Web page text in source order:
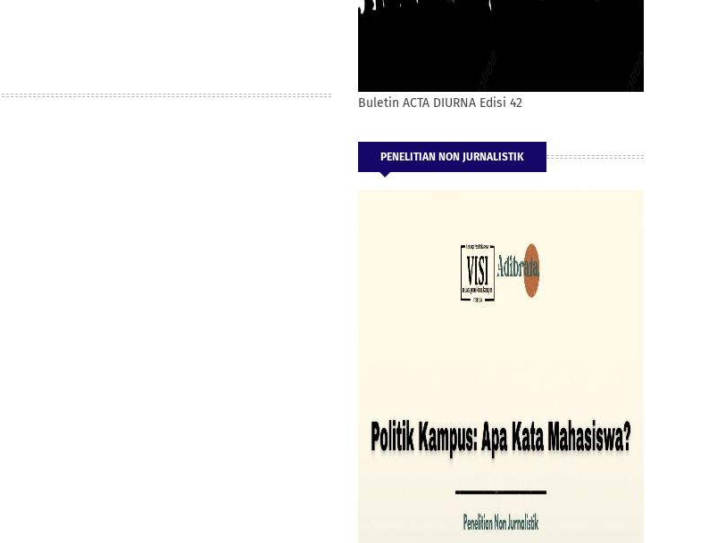
Buletin ACTA DIURNA Edisi 42
PENELITIAN NON JURNALISTIK